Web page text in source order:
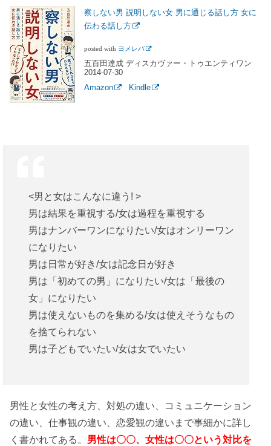
察しない男 説明しない女 男に通じる話し方 女に
伝わる話し方
posted with ヨメレバ
五百田達成 ディスカヴァー・トゥエンティワン
2014-07-30
Amazon
Kindle
<男と女はこんなに違う! >
男は結果を重視する/女は過程を重視する
男はナンバーワンになりたい/女はオンリーワン
になりたい
男は日常が好き/女は記念日が好き
男は「初めての男」になりたい/女は「最後の
女」になりたい
男は使えないものを集める/女は使えそうなもの
を捨てられない
男は子どもでいたい/女は女でいたい
男性と女性の考え方、対処の違い、コミュニケーション
の違い、仕事観の違い、恋愛観の違いまで事細かに詳し
く書かれてある。 男性は〇〇、女性は〇〇という対比を